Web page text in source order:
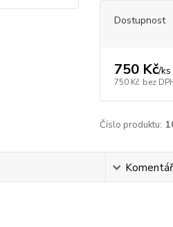
Dostupnost
750 Kč/ks
750 Kč bez
Číslo produktu: